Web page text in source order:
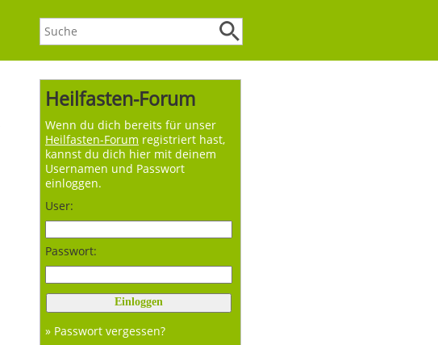
Heilfasten-Forum
Wenn du dich bereits für unser
Heilfasten-Forum registriert hast,
kannst du dich hier mit deinem
Usernamen und Passwort
einloggen.
User:
Passwort:
» Passwort vergessen?